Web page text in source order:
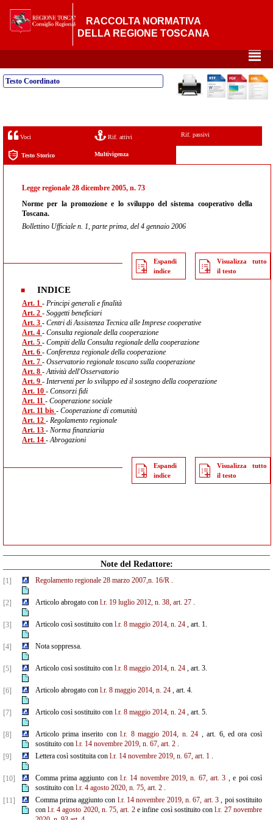
RACCOLTA NORMATIVA
DELLA REGIONE TOSCANA
²
Testo Coordinato
Voci Rif. attivi Rif. passivi
Testo Storico Multivigenza
Legge regionale 28 dicembre 2005, n. 73
Norme per la promozione e lo sviluppo del sistema cooperativo della
Toscana.
Bollettino Ufficiale n. 1, parte prima, del 4 gennaio 2006
Espandi
indice
Visualizza tutto
il testo
INDICE
Art. 1 - Principi generali e finalità
Art. 2 - Soggetti beneficiari
Art. 3 - Centri di Assistenza Tecnica alle Imprese cooperative
Art. 4 - Consulta regionale della cooperazione
Art. 5 - Compiti della Consulta regionale della cooperazione
Art. 6 - Conferenza regionale della cooperazione
Art. 7 - Osservatorio regionale toscano sulla cooperazione
Art. 8 - Attività dell'Osservatorio
Art. 9 - Interventi per lo sviluppo ed il sostegno della cooperazione
Art. 10 - Consorzi fidi
Art. 11 - Cooperazione sociale
Art. 11 bis - Cooperazione di comunità
Art. 12 - Regolamento regionale
Art. 13 - Norma finanziaria
Art. 14 - Abrogazioni
Espandi
indice
Visualizza tutto
il testo
Note del Redattore:
[1] Regolamento regionale 28 marzo 2007,n. 16/R.
[2] Articolo abrogato con l.r. 19 luglio 2012, n. 38, art. 27.
[3] Articolo così sostituito con l.r. 8 maggio 2014, n. 24, art. 1.
[4] Nota soppressa.
[5] Articolo così sostituito con l.r. 8 maggio 2014, n. 24, art. 3.
[6] Articolo abrogato con l.r. 8 maggio 2014, n. 24, art. 4.
[7] Articolo così sostituito con l.r. 8 maggio 2014, n. 24, art. 5.
[8] Articolo prima inserito conl.r. 8 maggio 2014, n. 24 , art. 6, ed ora così
sostituito con l.r. 14 novembre 2019, n. 67, art. 2.
[9]
Lettera così sostituita con l.r. 14 novembre 2019, n. 67, art. 1.
[10] Comma prima aggiunto con l.r. 14 novembre 2019, n. 67, art. 3 , e poi così
sostituito con l.r. 4 agosto 2020, n. 75, art. 2.
[11]
Comma prima aggiunto con l.r. 14 novembre 2019, n. 67, art. 3, poi sostituito
con l.r. 4 agosto 2020, n. 75, art. 2e infine così sostituito conl.r. 27 novembre